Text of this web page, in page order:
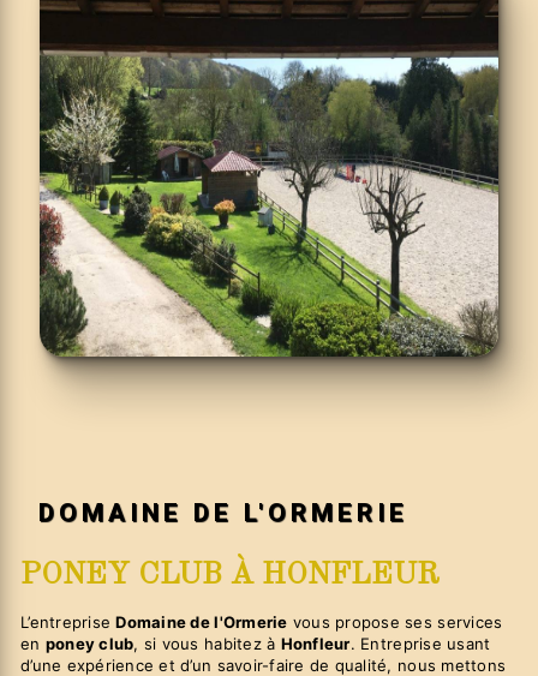
DOMAINE DE L'ORMERIE
PONEY CLUB À HONFLEUR
L’entrepriseDomaine de l'Ormerie vous propose ses services
en poney club, si vous habitez à Honfleur. Entreprise usant
d’une expérience et d’un savoir-faire de qualité, nous mettons